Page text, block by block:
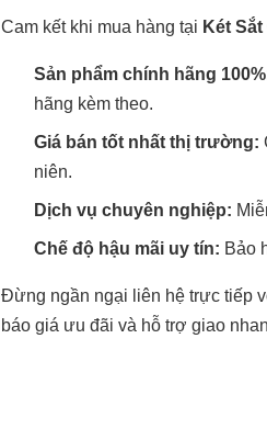
Cam kết khi mua hàng tại Két
Sản phẩm chính hãng
hãng kèm theo.
Giá bán tốt nhất thị trường:
niên.
Dịch vụ chuyên nghiệp:
Chế độ hậu mãi uy tín: Bảo
Đừng ngần ngại liên hệ trực tiếp
báo giá ưu đãi và hỗ trợ giao